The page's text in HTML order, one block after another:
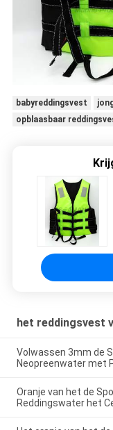
babyreddingsvest
opblaasbaar
het reddingsvest
Volwassen 3mm de
Neopreenwater met
Oranje van het de
Reddingswater het